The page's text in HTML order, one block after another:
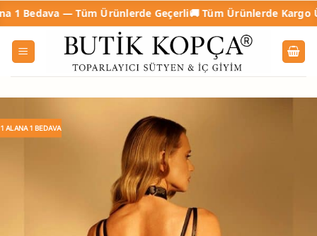
İçeriğe
atla
— Tüm Ürünlerde Geçerli 🚚 Tüm Ürünlerde Kargo Ücretsiz
1 ALANA 1 BEDAVA